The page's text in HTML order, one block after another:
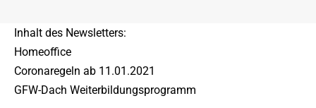
Inhalt des Newsletters:
Homeoffice
Coronaregeln ab 11.01.2021
GFW-Dach Weiterbildungsprogramm